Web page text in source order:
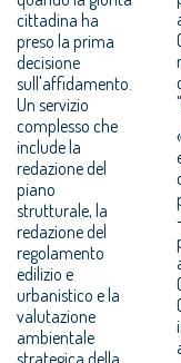
cittadina ha
preso la prima
decisione
sull'affidamento.
Un servizio
complesso che
include la
redazione del
piano
strutturale, la
redazione del
regolamento
edilizio e
urbanistico e la
valutazione
ambientale
strategica della